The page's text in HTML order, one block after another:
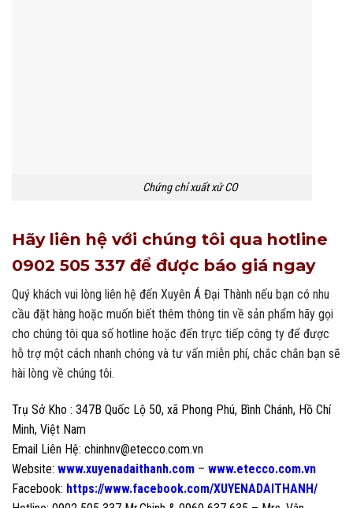
Chứng chỉ xuất xứ CO
Hãy liên hệ với chúng tôi qua hotline
0902 505 337 để được báo giá ngay
Quý khách vui lòng liên hệ đến Xuyên Á Đại Thành nếu bạn có nhu
cầu đặt hàng hoặc muốn biết thêm thông tin về sản phẩm hãy gọi
cho chúng tôi qua số hotline hoặc đến trực tiếp công ty để được
hỗ trợ một cách nhanh chóng và tư vấn miễn phí, chắc chắn bạn sẽ
hài lòng về chúng tôi.
Trụ Sở Kho : 347B Quốc Lộ 50, xã Phong Phú, Bình Chánh, Hồ Chí
Minh, Việt Nam
Email Liên Hệ: chinhnv@etecco.com.vn
Website: www.xuyenadaithanh.com – www.etecco.com.vn
Facebook: https://www.facebook.com/XUYENADAITHANH/